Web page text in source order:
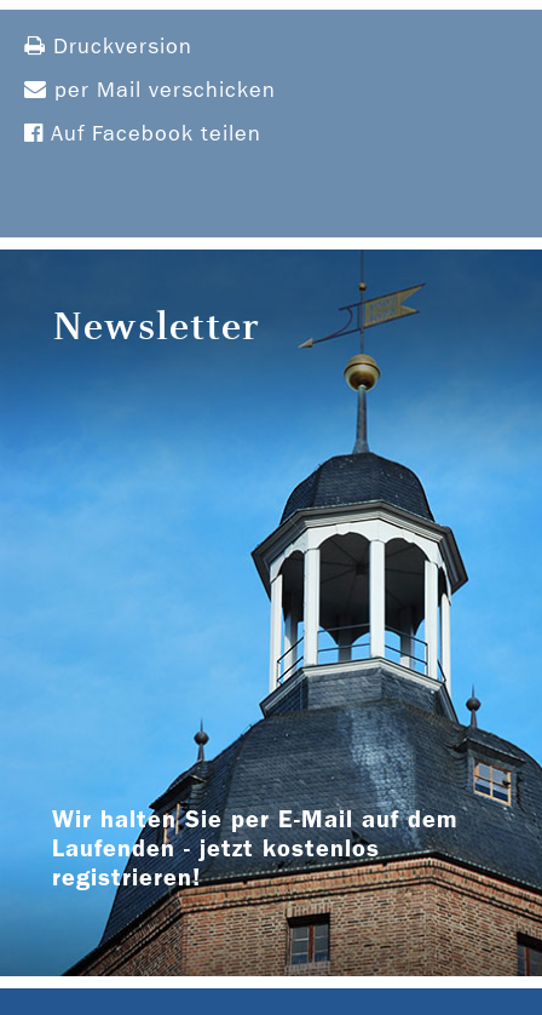
Druckversion
per Mail verschicken
Auf Facebook teilen
Newsletter
Wir halten Sie per E-Mail auf dem
Laufenden - jetzt kostenlos
registrieren!